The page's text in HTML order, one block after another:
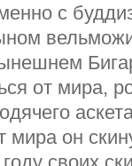
с
от мира,
мира он